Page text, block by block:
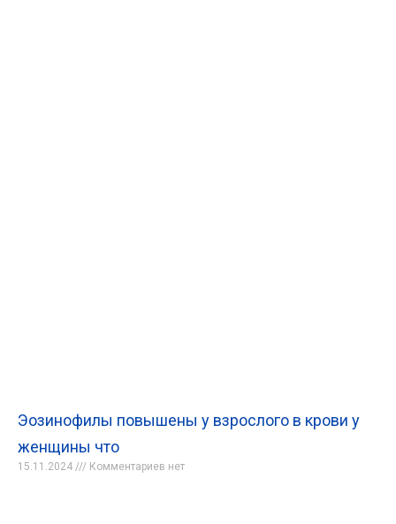
Эозинофилы повышены у взрослого в крови у
женщины что
15.11.2024 Комментариев нет